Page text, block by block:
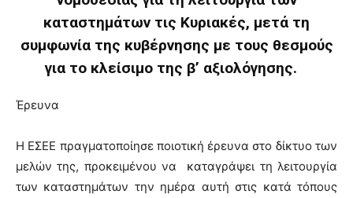
καταστημάτων τις Κυριακές, μετά τη
συμφωνία της κυβέρνησης με τους θεσμούς
για το κλείσιμο της β’ αξιολόγησης.
Έρευνα
Η ΕΣΕΕ πραγματοποίησε ποιοτική έρευνα στο δίκτυο των
μελών της, προκειμένου να καταγράψει τη λειτουργία
των καταστημάτων την ημέρα αυτή στις κατά τόπους